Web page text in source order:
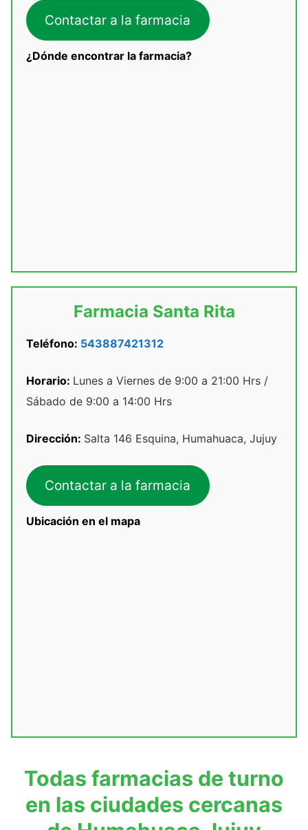
Contactar a la farmacia
¿Dónde encontrar la farmacia?
Farmacia Santa Rita
Teléfono: 543887421312
Horario: Lunes a Viernes de 9:00 a 21:00 Hrs /
Sábado de 9:00 a 14:00 Hrs
Dirección: Salta 146 Esquina, Humahuaca, Jujuy
Contactar a la farmacia
Ubicación en el mapa
Todas farmacias de turno
en las ciudades cercanas